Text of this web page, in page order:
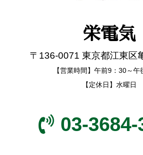
栄電気
〒136-0071 東京都江東区
【営業時間】午前9：30～午
【定休日】水曜日
03-3684-